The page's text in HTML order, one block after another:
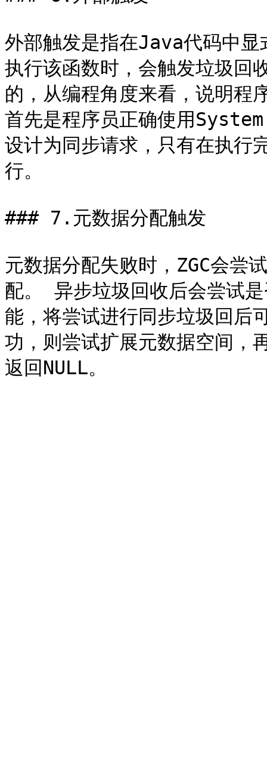
外部触发是指在Java代码中
执行该函数时，会触发垃圾回
的，从编程角度来看，说明程
首先是程序员正确使用
设计为同步请求，只有在执行
行。
### 7.元数据分配触发
元数据分配失败时，ZGC会尝
配。 异步垃圾回收后会尝试
能，将尝试进行同步垃圾回后
功，则尝试扩展元数据空间，